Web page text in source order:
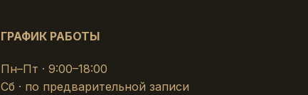
ГРАФИК РАБОТЫ
Пн–Пт · 9:00–18:00
Сб · по предварительной записи